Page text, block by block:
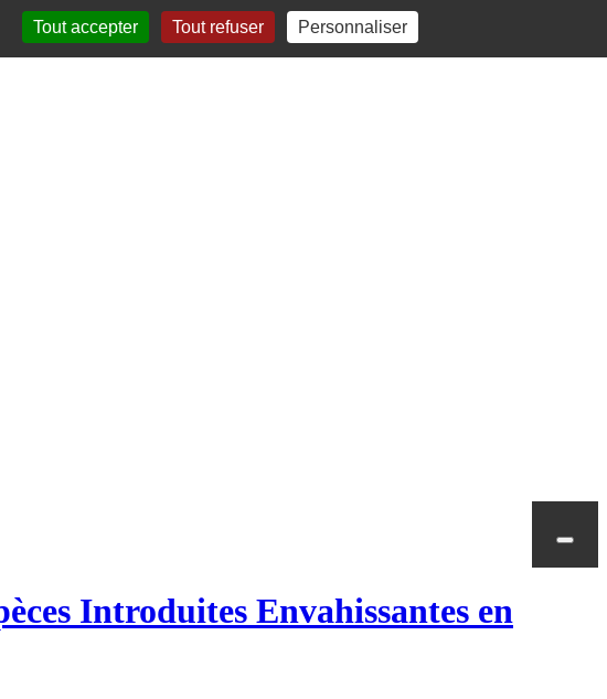
Tout accepter Tout refuser Personnaliser